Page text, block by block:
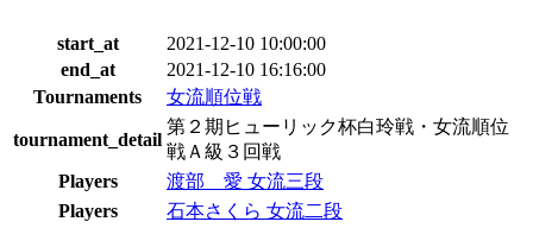
start_at
2021-12-10 10:00:00
end_at
2021-12-10 16:16:00
Tournaments
女流順位戦
tournament_detail
第２期ヒューリック杯白玲戦・女流順位
戦Ａ級３回戦
Players
渡部 愛 女流三段
Players
石本さくら 女流二段